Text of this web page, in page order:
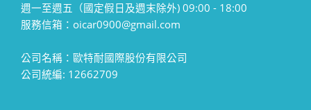
週一至週五（國定假日及週末除外) 09:00 - 18:00
服務信箱：oicar0900@gmail.com
公司名稱：歐特耐國際股份有限公司
公司統編: 12662709